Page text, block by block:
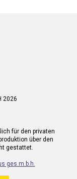
2026
für den privaten
über den
gestattet.
ges.m.b.h.